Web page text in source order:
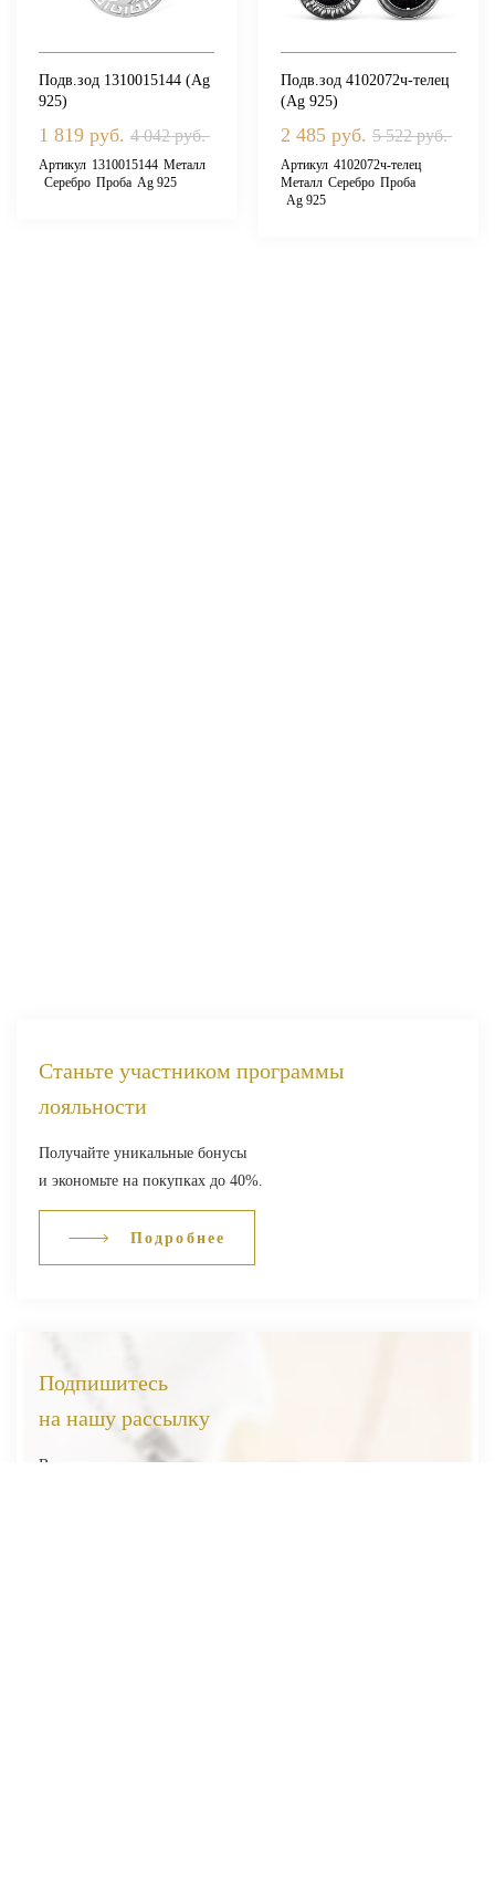
Подв.зод 1310015144 (Ag
925)
1 819 руб. 4 042 руб.
Артикул 1310015144 Металл
Серебро Проба Ag 925
Подв.зод 4102072ч-телец
(Ag 925)
2 485 руб. 5 522 руб.
Артикул 4102072ч-телец
Металл Серебро Проба
Ag 925
Станьте участником программы
лояльности
Получайте уникальные бонусы
и экономьте на покупках до 40%.
Подробнее
Подпишитесь
на нашу рассылку
Вы первыми узнаете о наших новинках, скидках и акциях